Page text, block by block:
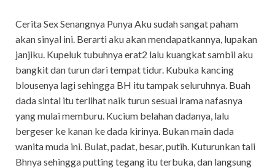
Cerita Sex Senangnya Punya Aku sudah sangat paham
akan sinyal ini. Berarti aku akan mendapatkannya, lupakan
janjiku. Kupeluk tubuhnya erat2 lalu kuangkat sambil aku
bangkit dan turun dari tempat tidur. Kubuka kancing
blousenya lagi sehingga BH itu tampak seluruhnya. Buah
dada sintal itu terlihat naik turun sesuai irama nafasnya
yang mulai memburu. Kucium belahan dadanya, lalu
bergeser ke kanan ke dada kirinya. Bukan main dada
wanita muda ini. Bulat, padat, besar, putih. Kuturunkan tali
Bhnya sehingga putting tegang itu terbuka, dan langsung